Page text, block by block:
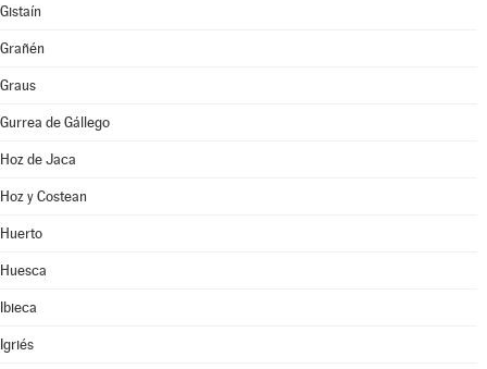
Gistaín
Grañén
Graus
Gurrea de Gállego
Hoz de Jaca
Hoz y Costean
Huerto
Huesca
Ibieca
Igriés